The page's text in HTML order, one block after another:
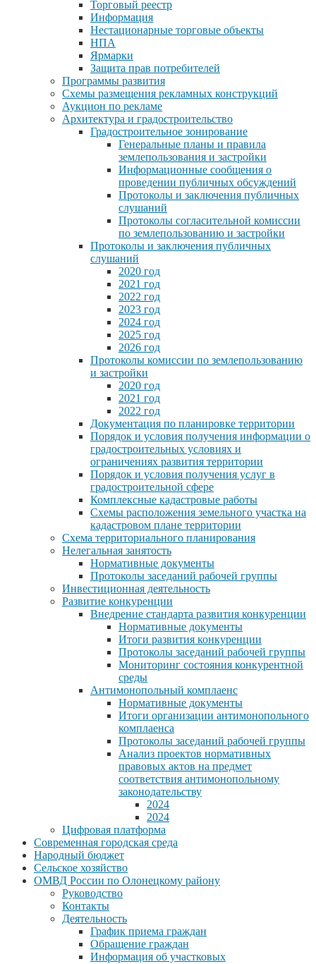
Торговый реестр
Информация
Нестационарные торговые объекты
НПА
Ярмарки
Защита прав потребителей
Программы развития
Схемы размещения рекламных конструкций
Аукцион по рекламе
Архитектура и градостроительство
Градостроительное зонирование
Генеральные планы и правила
землепользования и застройки
Информационные сообщения о
проведении публичных обсуждений
Протоколы и заключения публичных
слушаний
Протоколы согласительной комиссии
по землепользованию и застройки
Протоколы и заключения публичных
слушаний
2020 год
2021 год
2022 год
2023 год
2024 год
2025 год
2026 год
Протоколы комиссии по землепользованию
и застройки
2020 год
2021 год
2022 год
Документация по планировке территории
Порядок и условия получения информации о
градостроительных условиях и
ограничениях развития территории
Порядок и условия получения услуг в
градостроительной сфере
Комплексные кадастровые работы
Схемы расположения земельного участка на
кадастровом плане территории
Схема территориального планирования
Нелегальная занятость
Нормативные документы
Протоколы заседаний рабочей группы
Инвестиционная деятельность
Развитие конкуренции
Внедрение стандарта развития конкуренции
Нормативные документы
Итоги развития конкуренции
Протоколы заседаний рабочей группы
Мониторинг состояния конкурентной
среды
Антимонопольный комплаенс
Нормативные документы
Итоги организации антимонопольного
комплаенса
Протоколы заседаний рабочей группы
Анализ проектов нормативных
правовых актов на предмет
соответствия антимонопольному
законодательству
2024
2024
Цифровая платформа
Современная городская среда
Народный бюджет
Сельское хозяйство
ОМВД России по Олонецкому району
Руководство
Контакты
Деятельность
График приема граждан
Обращение граждан
Информация об участковых